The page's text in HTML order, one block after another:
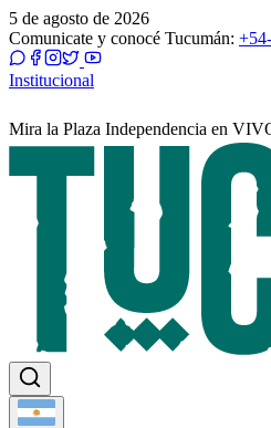
5 de agosto de 2026
Comunicate y conocé Tucumán:
Institucional
Mira la Plaza Independencia en